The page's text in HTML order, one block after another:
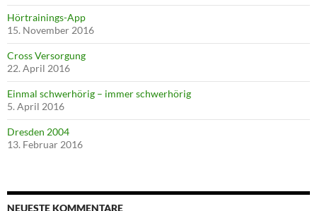
Hörtrainings-App
15. November 2016
Cross Versorgung
22. April 2016
Einmal schwerhörig – immer schwerhörig
5. April 2016
Dresden 2004
13. Februar 2016
NEUESTE KOMMENTARE